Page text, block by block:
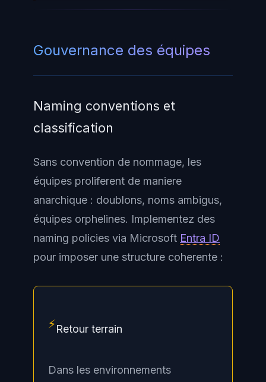
Gouvernance des équipes
Naming conventions et
classification
Sans convention de nommage, les
équipes proliferent de maniere
anarchique : doublons, noms ambigus,
équipes orphelines. Implementez des
naming policies via Microsoft Entra ID
pour imposer une structure coherente :
⚡Retour terrain
Dans les environnements